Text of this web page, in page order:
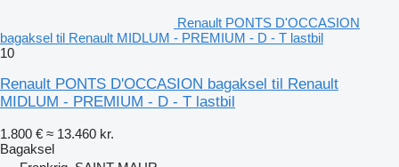
Renault PONTS D'OCCASION
bagaksel til Renault MIDLUM - PREMIUM - D - T lastbil
10
Renault PONTS D'OCCASION bagaksel til Renault
MIDLUM - PREMIUM - D - T lastbil
1.800 € ≈ 13.460 kr.
Bagaksel